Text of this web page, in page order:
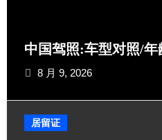
中国驾照:车型对照/
8 月 9, 2026
居留证